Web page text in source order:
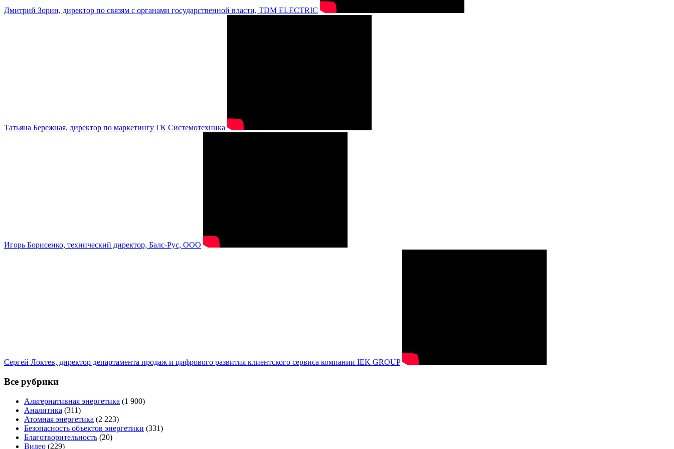
Дмитрий Зорин, директор по связям с органами государственной власти, TDM ELECTRIC
Татьяна Бережная, директор по маркетингу ГК Системотехника
Игорь Борисенко, технический директор, Балс-Рус, ООО
Сергей Локтев, директор департамента продаж и цифрового развития клиентского сервиса компании IEK GROUP
Все рубрики
Альтернативная энергетика (1 900)
Аналитика (311)
Атомная энергетика (2 223)
Безопасность объектов энергетики (331)
Благотворительность (20)
Видео (229)